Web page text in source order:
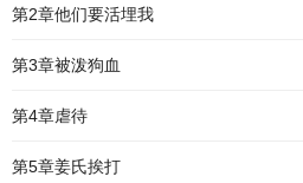
第2章他们要活埋我
第3章被泼狗血
第4章虐待
第5章姜氏挨打